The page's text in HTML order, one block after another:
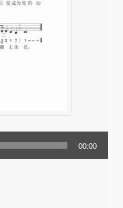
00:00